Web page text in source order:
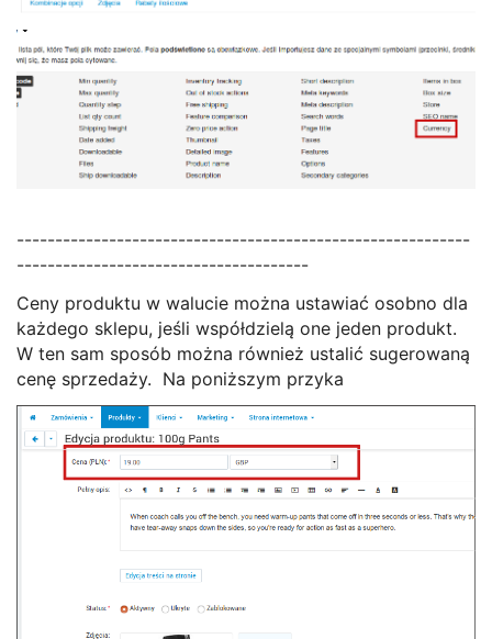
-----------------------------------------------------------
--------------------------------------
Ceny produktu w walucie można ustawiać osobno dla
każdego sklepu, jeśli współdzielą one jeden produkt.
W ten sam sposób można również ustalić sugerowaną
cenę sprzedaży. Na poniższym przyka